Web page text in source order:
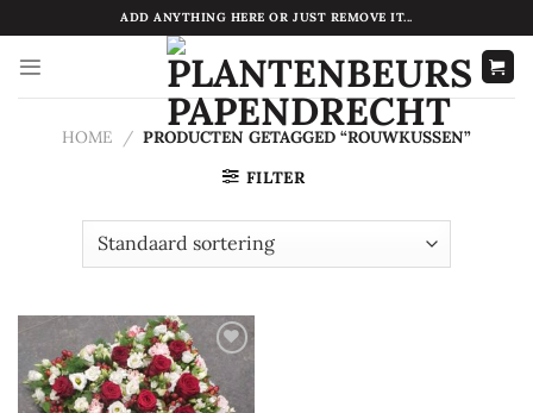
naar
inhoud
ADD ANYTHING HERE OR JUST REMOVE IT...
HOME / PRODUCTEN GETAGGED “ROUWKUSSEN”
FILTER
Toevoegen
aan
verlanglijst